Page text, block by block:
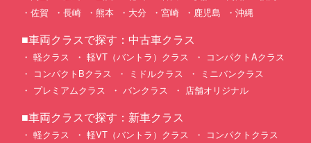
佐賀
長崎 熊本 大分 宮崎 鹿児島 沖縄
■車両クラスで探す：中古車クラス
軽クラス 軽VT（バントラ）クラス
コンパクトAクラス
コンパクトBクラス
ミドルクラス
ミニバンクラス
プレミアムクラス
バンクラス 店舗オリジナル
■車両クラスで探す：新車クラス
軽クラス 軽VT（バントラ）クラス
コンパクトクラス